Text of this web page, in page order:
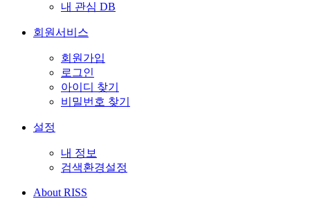
내 관심 DB
회원서비스
회원가입
로그인
아이디 찾기
비밀번호 찾기
설정
내 정보
검색환경설정
About RISS